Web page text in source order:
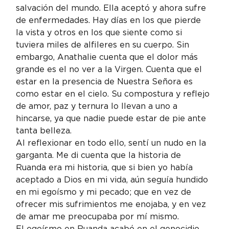
salvación del mundo. Ella aceptó y ahora sufre
de enfermedades. Hay días en los que pierde
la vista y otros en los que siente como si
tuviera miles de alfileres en su cuerpo. Sin
embargo, Anathalie cuenta que el dolor más
grande es el no ver a la Virgen. Cuenta que el
estar en la presencia de Nuestra Señora es
como estar en el cielo. Su compostura y reflejo
de amor, paz y ternura lo llevan a uno a
hincarse, ya que nadie puede estar de pie ante
tanta belleza.
Al reflexionar en todo ello, sentí un nudo en la
garganta. Me di cuenta que la historia de
Ruanda era mi historia, que si bien yo había
aceptado a Dios en mi vida, aún seguía hundido
en mi egoísmo y mi pecado; que en vez de
ofrecer mis sufrimientos me enojaba, y en vez
de amar me preocupaba por mí mismo.